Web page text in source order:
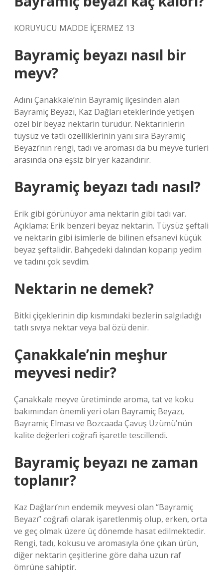
KORUYUCU MADDE İÇERMEZ 13
Bayramiç beyazı nasıl bir
meyv?
Adını Çanakkale’nin Bayramiç ilçesinden alan
Bayramiç Beyazı, Kaz Dağları eteklerinde yetişen
özel bir beyaz nektarin türüdür. Nektarinlerin
tüysüz ve tatlı özelliklerinin yanı sıra Bayramiç
Beyazı’nın rengi, tadı ve aroması da bu meyve türleri
arasında ona eşsiz bir yer kazandırır.
Bayramiç beyazı tadı nasıl?
Erik gibi görünüyor ama nektarin gibi tadı var.
Açıklama: Erik benzeri beyaz nektarin. Tüysüz şeftali
ve nektarin gibi isimlerle de bilinen efsanevi küçük
beyaz şeftalidir. Bahçedeki dalından koparıp yedim
ve tadını çok sevdim.
Nektarin ne demek?
Bitki çiçeklerinin dip kısmındaki bezlerin salgıladığı
tatlı sıvıya nektar veya bal özü denir.
Çanakkale’nin meşhur
meyvesi nedir?
Çanakkale meyve üretiminde aroma, tat ve koku
bakımından önemli yeri olan Bayramiç Beyazı,
Bayramiç Elması ve Bozcaada Çavuş Üzümü’nün
kalite değerleri coğrafi işaretle tescillendi.
Bayramiç beyazı ne zaman
toplanır?
Kaz Dağları’nın endemik meyvesi olan “Bayramiç
Beyazı” coğrafi olarak işaretlenmiş olup, erken, orta
ve geç olmak üzere üç dönemde hasat edilmektedir.
Rengi, tadı, kokusu ve aromasıyla öne çıkan ürün,
diğer nektarin çeşitlerine göre daha uzun raf
ömrüne sahiptir.